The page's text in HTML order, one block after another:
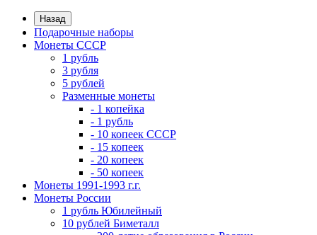
Назад
Подарочные наборы
Монеты СССР
1 рубль
3 рубля
5 рублей
Разменные монеты
- 1 копейка
- 1 рубль
- 10 копеек СССР
- 15 копеек
- 20 копеек
- 50 копеек
Монеты 1991-1993 г.г.
Монеты России
1 рубль Юбилейный
10 рублей Биметалл